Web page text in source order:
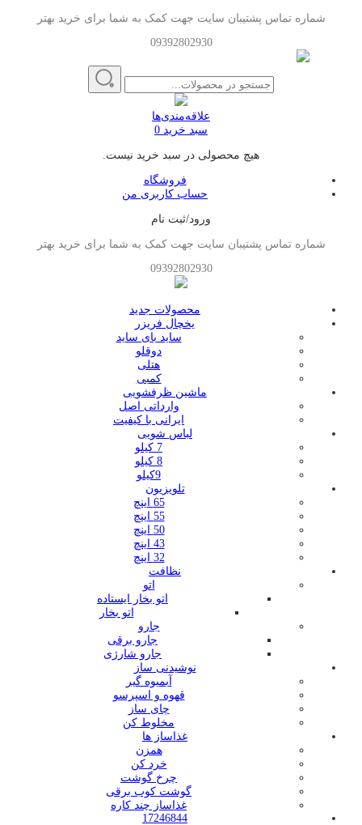
شماره تماس پشتیبان سایت جهت کمک به شما برای خرید بهتر
09392802930
علاقه‌مندی‌ها
سبد خرید 0
هیچ محصولی در سبد خرید نیست.
فروشگاه
حساب کاربری من
ورود/ثبت نام
شماره تماس پشتیبان سایت جهت کمک به شما برای خرید بهتر
09392802930
محصولات جدید
یخچال فریزر
ساید بای ساید
دوقلو
هتلی
کمبی
ماشین ظرفشویی
وارداتی اصل
ایرانی با کیفیت
لباس شویی
7 کیلو
8 کیلو
9کیلو
تلویزیون
65 اینچ
55 اینچ
50 اینچ
43 اینچ
32 اینچ
نظافت
اتو
اتو بخار ایستاده
اتو بخار
جارو
جارو برقی
جارو شارژی
نوشیدنی ساز
آبمیوه گیر
قهوه و اسپرسو
چای ساز
مخلوط کن
غذاساز ها
همزن
خرد کن
چرخ گوشت
گوشت کوب برقی
غذاساز چند کاره
17246844